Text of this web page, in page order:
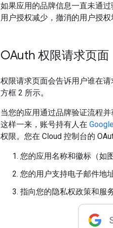
如果应用的品牌信息一直未通
用户授权减少，撤消的用户授权
OAuth 权限请求页面
权限请求页面会告诉用户谁在
方框 2 所示。
当您的应用通过品牌验证流程
这样一来，账号持有人在
权限。您在 Cloud 控制台的
您的应用名称和徽标（如
您的用户支持电子邮件地
指向您的隐私权政策和服